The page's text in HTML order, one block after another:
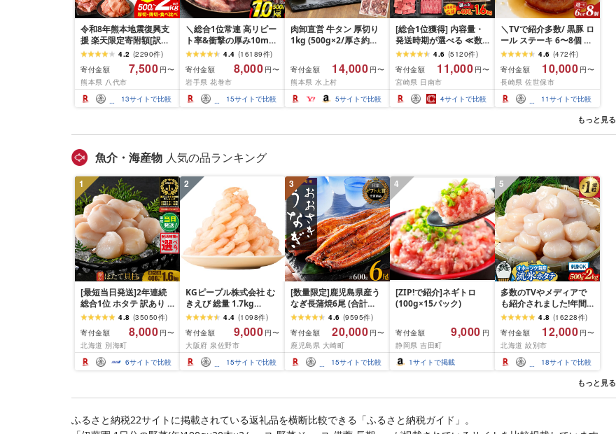
令和8年熊本地震復興支
援 楽天限定寄附額[訳あ
り]牛タン 500g〜2kg 肉
牛肉 訳あり 牛タン 冷凍
小分け 厚切り 薄切り 食
べ比べ 500g 1kg 1.5kg
2kg 牛 人気 ビーフ 牛た
ん ふるさと納税 ランキ
4.2 (2290件)
寄付金額
7,500 円〜
熊本県 八代市
13サイトで比較
＼総合1位常連 高リピー
ト率&衝撃の厚み10mm
厚切り牛タン 塩味/ ≪ス
ピード発送!!10営業日以
内発送≫ 選べる内容量
500g / 1kg 定期便 毎月
届く 牛肉 肉 BBQ ふるさ
と 人気 ランキング 岩手
4.4 (16189件)
寄付金額
8,000 円〜
岩手県 花巻市
15サイトで比較
肉卸直営 牛タン 厚切り
1kg (500g×2/厚さ約
牛肉 焼肉 冷凍 スライス
業務用 バーベキュー
BBQ おつまみ ギフト お
祝い お中元 夏ギフト
寄付金額 14,000 円〜
熊本県 水上村
5サイトで比較
[総合1位獲得] 内容量・
発送時期が選べる ≪数
量限定≫ 宮崎牛 赤身 ス
ライス 焼肉 国産 肉 牛肉
薄切り 黒毛和牛 A4 A5
人気 小分け 焼き肉 すき
焼き しゃぶしゃぶ 牛丼
BBQ ギフト 贈り物 おす
4.6 (5120件)
寄付金額
11,000 円〜
宮崎県 日南市
4サイトで比較
＼TVで紹介多数/ 黒豚 ロ
ール ステーキ 6〜8個 ≪
お箸でほぐせるやわらか
さ≫ 職人厳選 無添加 小
分け オリジナル ポーク
ステーキ 子供も安心 豚
豚肉 セット ジューシー
ギフト 贈り物 おすすめ
おかず 簡単調理 人気 送
4.6 (472件)
寄付金額
10,000 円〜
長崎県 佐世保市
11サイトで比較
もっと見る
魚介・海産物 人気の品ランキング
1
[最短当日発送]2年連続
総合1位 ホタテ 訳あり (
ふるさと納税 ほたて ふ
るさと納税 訳あり 帆立
ふるさと わけあり ホタ
テ貝柱 貝 人気 不揃い 刺
身 規格外 魚介 ランキン
グ 海鮮 冷凍 発送時期が
4.8 (35050件)
寄付金額
8,000 円〜
北海道 別海町
6サイトで比較
2
KGピープル株式会社 む
きえび 総量 1.7kg
(850g×2P) 特大 5Lサイ
ズ バナメイエビ バラ凍
結 下処理不要 サイズ不
揃い 訳あり
4.4 (1098件)
寄付金額
9,000 円〜
大阪府 泉佐野市
15サイトで比較
3
[数量限定]鹿児島県産う
なぎ長蒲焼6尾 (合計
600g以上)4.6 (9595件)
寄付金額
20,000 円〜
鹿児島県 大崎町
15サイトで比較
4
[ZIP!で紹介]ネギトロ
(100g×15パック)
寄付金額 9,000 円
静岡県 吉田町
1サイトで掲載
5
多数のTVやメディアで
も紹介されました!年間
総合ランキング4年連続1
位!北海道オホーツク海
産ホタテ玉冷 | ホタテ
ほたて hotate 帆立 貝柱
刺身 冷凍 貝 訳あり わけ
あり ワケアリ 大粒 サイ
ズ不揃い バラエティ 選
4.8 (16228件)
寄付金額
12,000 円〜
北海道 紋別市
18サイトで比較
もっと見る
ふるさと納税22サイトに掲載されている返礼品を横断比較できる「ふるさと納税ガイド」。